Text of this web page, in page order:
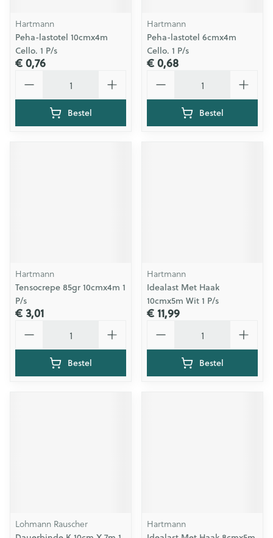
Hartmann
Peha-lastotel 10cmx4m
Cello. 1 P/s
€ 0,76
Bestel
Hartmann
Peha-lastotel 6cmx4m
Cello. 1 P/s
€ 0,68
Bestel
Hartmann
Tensocrepe 85gr 10cmx4m 1
P/s
€ 3,01
Bestel
Hartmann
Idealast Met Haak
10cmx5m Wit 1 P/s
€ 11,99
Bestel
Lohmann Rauscher Hartmann